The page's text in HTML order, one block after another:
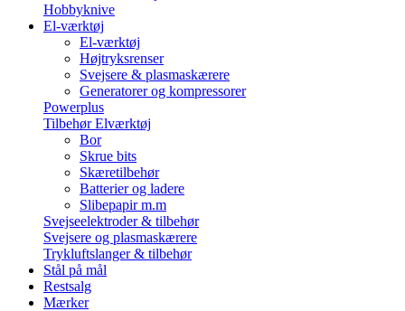
Hobbyknive
El-værktøj
El-værktøj
Højtryksrenser
Svejsere & plasmaskærere
Generatorer og kompressorer
Powerplus
Tilbehør Elværktøj
Bor
Skrue bits
Skæretilbehør
Batterier og ladere
Slibepapir m.m
Svejseelektroder & tilbehør
Svejsere og plasmaskærere
Trykluftslanger & tilbehør
Stål på mål
Restsalg
Mærker